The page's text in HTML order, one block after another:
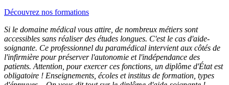
Découvrez nos formations
Si le domaine médical vous attire, de nombreux métiers sont
accessibles sans réaliser des études longues. C'est le cas d'aide-
soignante. Ce professionnel du paramédical intervient aux côtés de
l'infirmière pour préserver l'autonomie et l'indépendance des
patients. Attention, pour exercer ces fonctions, un diplôme d'État est
obligatoire ! Enseignements, écoles et institus de formation, types